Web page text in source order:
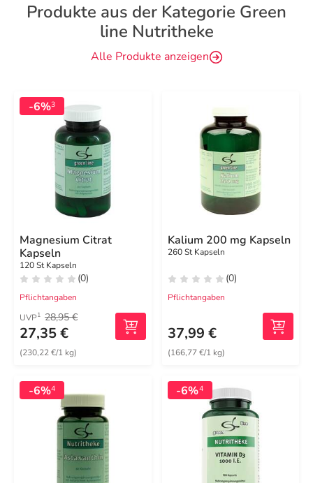
Produkte aus der Kategorie Green
line Nutritheke
Alle Produkte anzeigen
-6%3
Magnesium Citrat
Kapseln
120 St Kapseln
(0)
Pflichtangaben
UVP1 28,95 €
27,35 €
(230,22 €/1 kg)
Kalium 200 mg Kapseln
260 St Kapseln
(0)
Pflichtangaben
37,99 €
(166,77 €/1 kg)
-6%4 -6%4